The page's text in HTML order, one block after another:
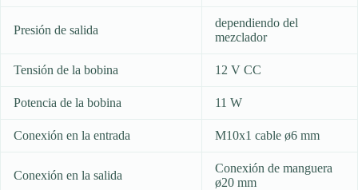
Presión de salida
dependiendo del
mezclador
Tensión de la bobina 12 V CC
Potencia de la bobina 11 W
Conexión en la entrada M10x1 cable ø6 mm
Conexión en la salida
Conexión de manguera
ø20 mm